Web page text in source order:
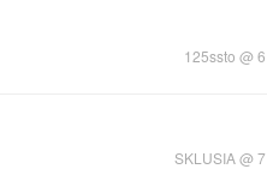
125ssto @
SKLUSIA@